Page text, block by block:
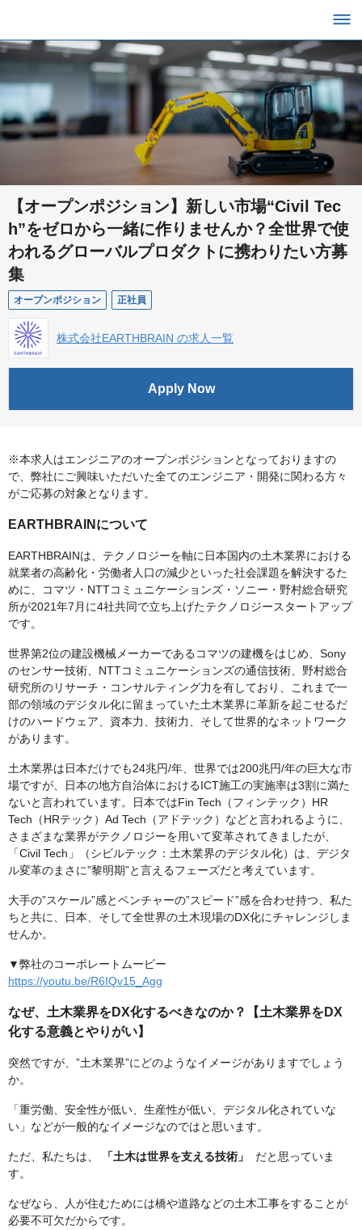
【オープンポジション】新しい市場“Civil Tec
h”をゼロから一緒に作りませんか？全世界で使
われるグローバルプロダクトに携わりたい方募
集
オープンポジション 正社員
株式会社EARTHBRAIN の求人一覧
Apply Now
※本求人はエンジニアのオープンポジションとなっておりますの
で、弊社にご興味いただいた全てのエンジニア・開発に関わる方々
がご応募の対象となります。
EARTHBRAINについて
EARTHBRAINは、テクノロジーを軸に日本国内の土木業界における
就業者の高齢化・労働者人口の減少といった社会課題を解決するた
めに、コマツ・NTTコミュニケーションズ・ソニー・野村総合研究
所が2021年7月に4社共同で立ち上げたテクノロジースタートアップ
です。
世界第2位の建設機械メーカーであるコマツの建機をはじめ、Sony
のセンサー技術、NTTコミュニケーションズの通信技術、野村総合
研究所のリサーチ・コンサルティング力を有しており、これまで一
部の領域のデジタル化に留まっていた土木業界に革新を起こせるだ
けのハードウェア、資本力、技術力、そして世界的なネットワーク
があります。
土木業界は日本だけでも24兆円/年、世界では200兆円/年の巨大な市
場ですが、日本の地方自治体におけるICT施工の実施率は3割に満た
ないと言われています。日本ではFin Tech（フィンテック）HR
Tech（HRテック）Ad Tech（アドテック）などと言われるように、
さまざまな業界がテクノロジーを用いて変革されてきましたが、
「Civil Tech」（シビルテック：土木業界のデジタル化）は、デジタ
ル変革のまさに”黎明期”と言えるフェーズだと考えています。
大手の”スケール”感とベンチャーの”スピード”感を合わせ持つ、私た
ちと共に、日本、そして全世界の土木現場のDX化にチャレンジしま
せんか。
▼弊社のコーポレートムービー
https://youtu.be/R6IQv15_Agg
なぜ、土木業界をDX化するべきなのか？【土木業界をDX
化する意義とやりがい】
突然ですが、”土木業界”にどのようなイメージがありますでしょう
か。
「重労働、安全性が低い、生産性が低い、デジタル化されていな
い」などが一般的なイメージなのではと思います。
ただ、私たちは、 「土木は世界を支える技術」
だと思っていま
す。
なぜなら、人が住むためには橋や道路などの土木工事をすることが
必要不可欠だからです。